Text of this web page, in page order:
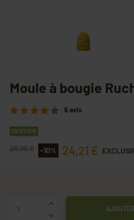
Moule à bougie
6 avis
EN STOCK
26,90 € -10% 24,21 €